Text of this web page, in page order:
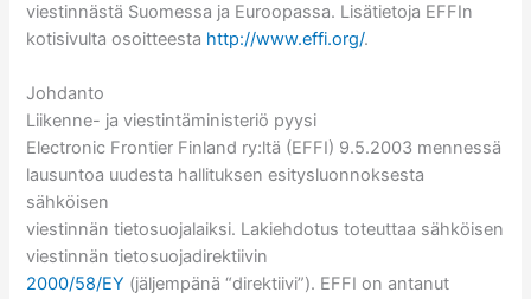
viestinnästä Suomessa ja Euroopassa. Lisätietoja EFFIn
kotisivulta osoitteesta http://www.effi.org/.
Johdanto
Liikenne- ja viestintäministeriö pyysi
Electronic Frontier Finland ry:ltä (EFFI) 9.5.2003 mennessä
lausuntoa uudesta hallituksen esitysluonnoksesta
sähköisen
viestinnän tietosuojalaiksi. Lakiehdotus toteuttaa sähköisen
viestinnän tietosuojadirektiivin
2000/58/EY (jäljempänä “direktiivi”). EFFI on antanut